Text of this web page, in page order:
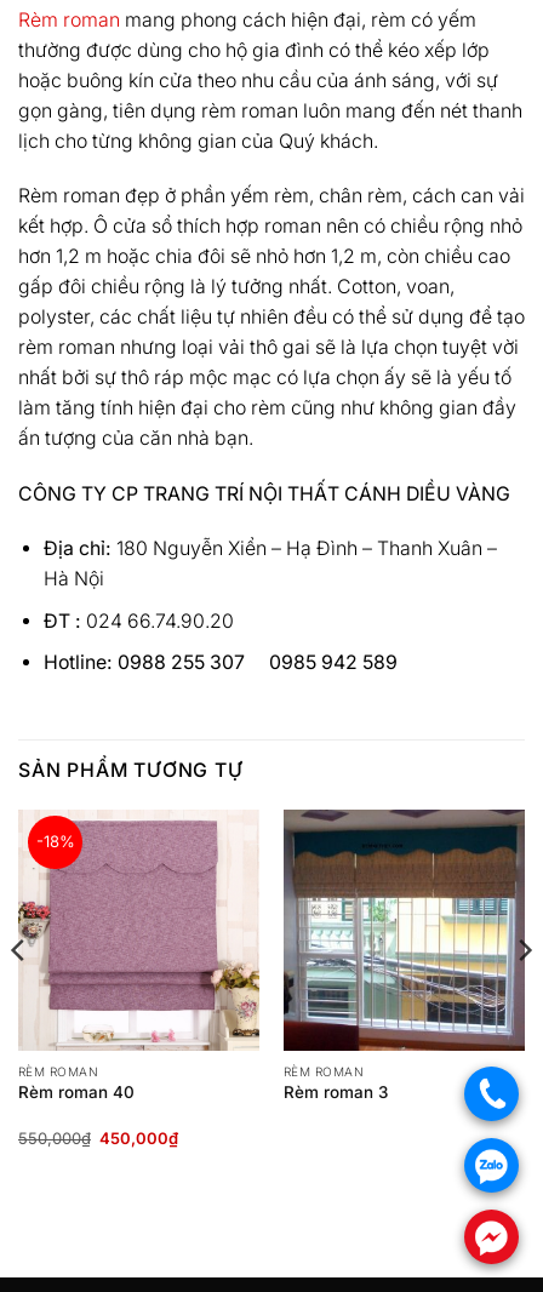
Rèm roman mang phong cách hiện đại, rèm có yếm
thường được dùng cho hộ gia đình có thể kéo xếp lớp
hoặc buông kín cửa theo nhu cầu của ánh sáng, với sự
gọn gàng, tiên dụng rèm roman luôn mang đến nét thanh
lịch cho từng không gian của Quý khách.
Rèm roman đẹp ở phần yếm rèm, chân rèm, cách can vải
kết hợp. Ô cửa sổ thích hợp roman nên có chiều rộng nhỏ
hơn 1,2 m hoặc chia đôi sẽ nhỏ hơn 1,2 m, còn chiều cao
gấp đôi chiều rộng là lý tưởng nhất. Cotton, voan,
polyster, các chất liệu tự nhiên đều có thể sử dụng để tạo
rèm roman nhưng loại vải thô gai sẽ là lựa chọn tuyệt vời
nhất bởi sự thô ráp mộc mạc có lựa chọn ấy sẽ là yếu tố
làm tăng tính hiện đại cho rèm cũng như không gian đầy
ấn tượng của căn nhà bạn.
CÔNG TY CP TRANG TRÍ NỘI THẤT CÁNH DIỀU VÀNG
Địa chỉ: 180 Nguyễn Xiển – Hạ Đình – Thanh Xuân –
Hà Nội
ĐT : 024 66.74.90.20
Hotline: 0988 255 307 0985 942 589
SẢN PHẨM TƯƠNG TỰ
-18%
RÈM ROMAN
Rèm roman 40
550,000₫ Giá
450,000₫Giá
hiện
RÈM ROMAN
Rèm roman 3 .
.
.